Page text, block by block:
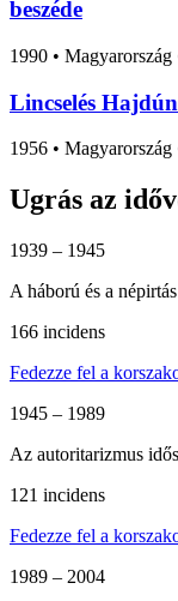
beszéde
1990 • Magyarország
Lincselés
1956 • Magyarország
Ugrás az
1939 – 1945
A háború és a
166 incidens
Fedezze fel a
1945 – 1989
Az autoritarizmus
121 incidens
Fedezze fel a
1989 – 2004